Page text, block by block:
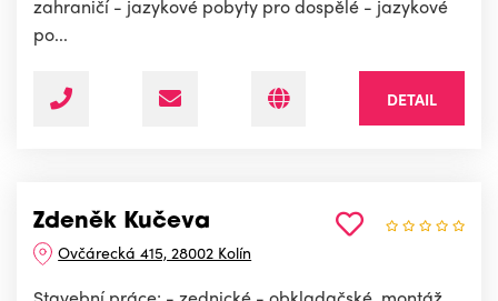
zahraničí - jazykové pobyty pro dospělé - jazykové
po...
DETAIL
Zdeněk Kučeva
Ovčárecká 415, 28002 Kolín